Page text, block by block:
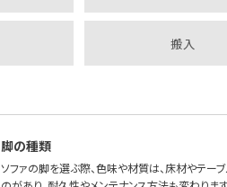
搬入
脚の種類
ソファの脚を選ぶ際、色味や材質は、床材やテ